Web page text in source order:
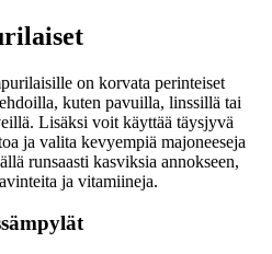
on korvata perinteiset
kuten pavuilla, linssillä tai
Lisäksi voit käyttää täysjyvä
ja valita kevyempiä majoneeseja
runsaasti kasviksia annokseen,
ja vitamiineja.